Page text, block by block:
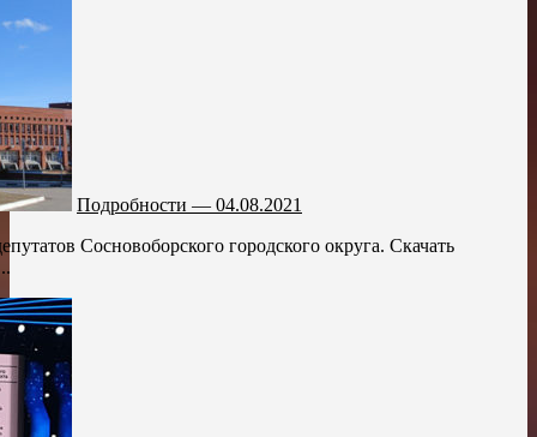
Подробности — 04.08.2021
Сосновоборского городского округа. Скачать